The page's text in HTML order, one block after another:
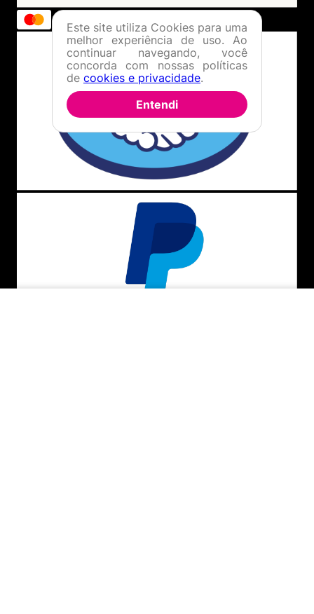
Este site utiliza Cookies para uma
melhor experiência de uso. Ao
continuar navegando, você
concorda com nossas políticas
de cookies e privacidade.
Entendi